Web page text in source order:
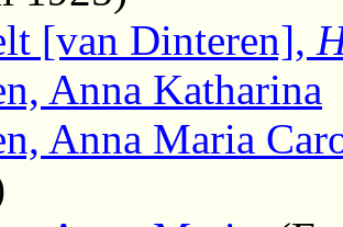
[van Dinteren],
Anna Katharina
Anna Maria